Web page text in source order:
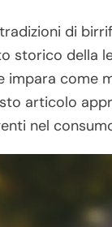
di
storico della
impara come
articolo
nel